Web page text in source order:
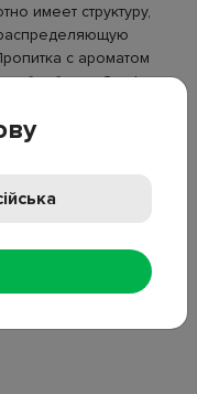
имеет структуру,
с ароматом
обработки. Салфетки
смывания, в
без разводов;